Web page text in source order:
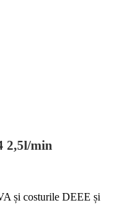
2,5l/min
și costurile DEEE și